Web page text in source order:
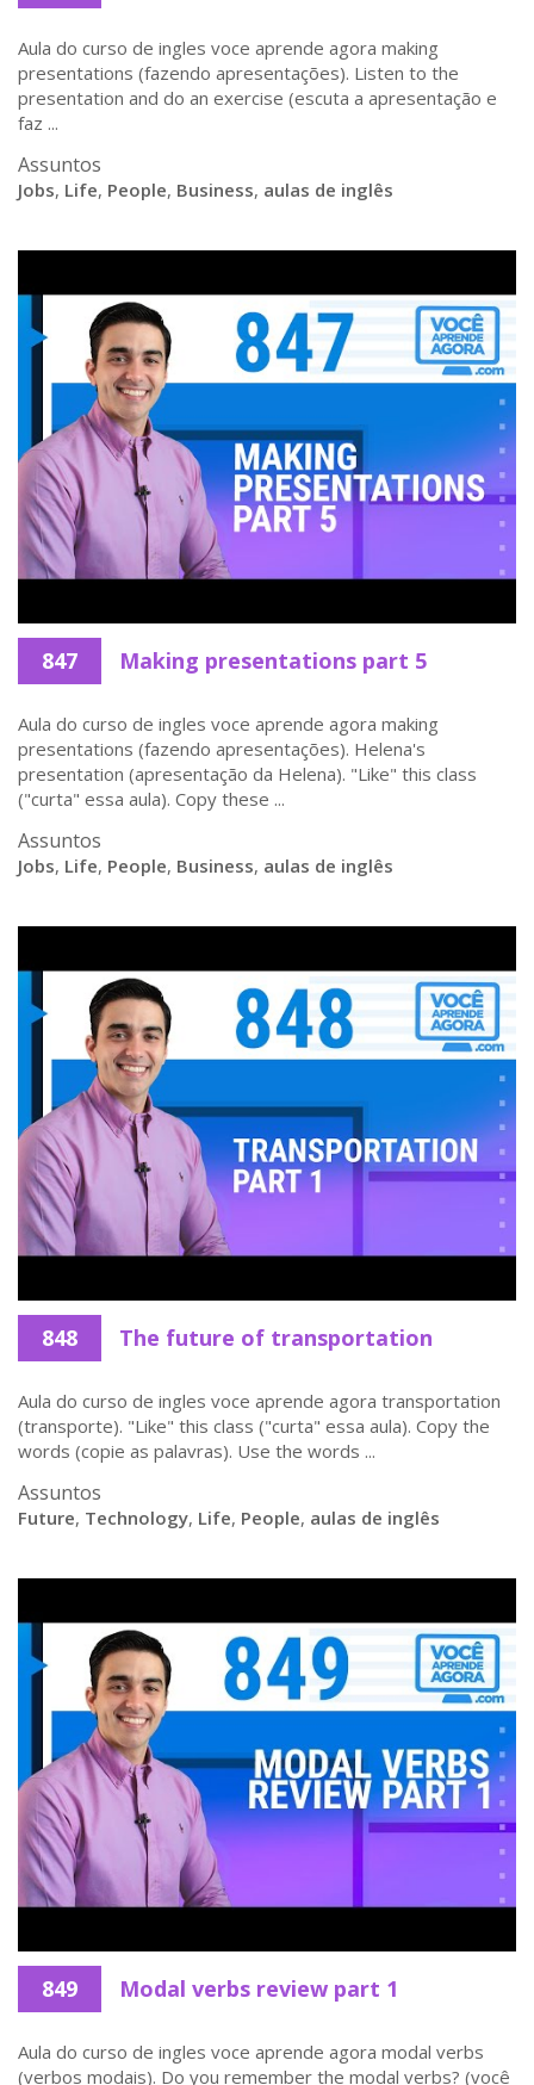
Aula do curso de ingles voce aprende agora making
presentations (fazendo apresentações). Listen to the
presentation and do an exercise (escuta a apresentação e
faz ...
Assuntos
Jobs, Life, People, Business, aulas de inglês
847 Making presentations part 5
Aula do curso de ingles voce aprende agora making
presentations (fazendo apresentações). Helena's
presentation (apresentação da Helena). "Like" this class
("curta" essa aula). Copy these ...
Assuntos
Jobs, Life, People, Business, aulas de inglês
848 The future of transportation
Aula do curso de ingles voce aprende agora transportation
(transporte). "Like" this class ("curta" essa aula). Copy the
words (copie as palavras). Use the words ...
Assuntos
Future, Technology, Life, People, aulas de inglês
849 Modal verbs review part 1
Aula do curso de ingles voce aprende agora modal verbs
(verbos modais). Do you remember the modal verbs? (você